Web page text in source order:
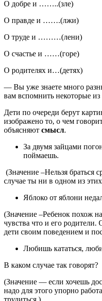
О добре и ……..(зле)
О правде и …….(лжи)
О труде и ………(лени)
О счастье и ……(горе)
О родителях и…(детях)
— Вы уже знаете много
вам вспомнить некоторые
Дети по очереди берут
изображено то, о чем
объясняют смысл.
За двумя зайцами
поймаешь.
(Значение –Нельзя браться
случае ты ни в одном из
Яблоко от яблони
(Значение –Ребенок похож
чувства что и его
дети своим поведением и
Любишь кататься,
В каком случае так говорят?
(Значение — если хочешь
надо для этого упорно